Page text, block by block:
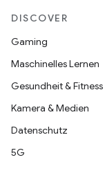
DISCOVER
Gaming
Maschinelles Lernen
Gesundheit & Fitness
Kamera & Medien
Datenschutz
5G